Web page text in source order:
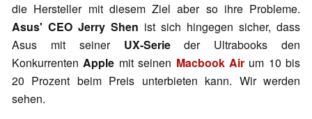
die Hersteller mit diesem Ziel aber so ihre Probleme.
Asus' CEO Jerry Shen ist sich hingegen sicher, dass
Asus mit seiner UX-Serieder Ultrabooks den
KonkurrentenApple mit seinen Macbook Airum 10 bis
20 Prozent beim Preis unterbieten kann. Wir werden
sehen.